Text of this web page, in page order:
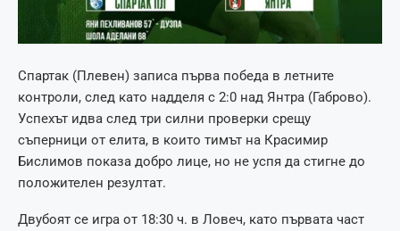
Спартак (Плевен) записа първа победа в летните
контроли, след като надделя с 2:0 над Янтра (Габрово).
Успехът идва след три силни проверки срещу
съперници от елита, в които тимът на Красимир
Бислимов показа добро лице, но не успя да стигне до
положителен резултат.
Двубоят се игра от 18:30 ч. в Ловеч, като първата част